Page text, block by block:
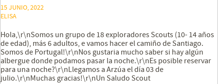
15 JUNIO, 2022
ELISA
Hola,\r\nSomos un grupo de 18 exploradores Scouts (10- 14 años
de edad), más 6 adultos, e vamos hacer el camiño de Santiago.
Somos de Portugal!\r\nNos gustaria mucho saber si hay algún
albergue donde podamos pasar la noche.\r\nEs posible reservar
para una noche?\r\nLlegamos a Arzúa el día 03 de
julio.\r\nMuchas gracias!\r\nUn Saludo Scout